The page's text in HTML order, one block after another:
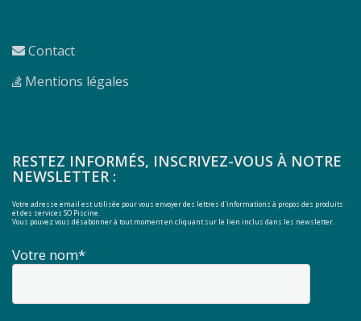
Contact
Mentions légales
RESTEZ INFORMÉS, INSCRIVEZ-VOUS À NOTRE
NEWSLETTER :
Votre adresse email est utilisée pour vous envoyer des lettres d'informations à propos des produits
et des services SO Piscine.
Vous pouvez vous désabonner à tout moment en cliquant sur le lien inclus dans les newsletter.
Votre nom*